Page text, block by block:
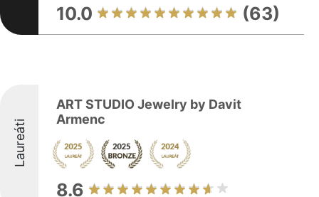
10.0 (63)
Laureáti
ART STUDIO Jewelry by Davit
Armenc
8.6